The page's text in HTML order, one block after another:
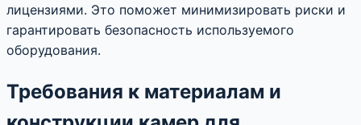
лицензиями. Это поможет минимизировать риски и
гарантировать безопасность используемого
оборудования.
Требования к материалам и